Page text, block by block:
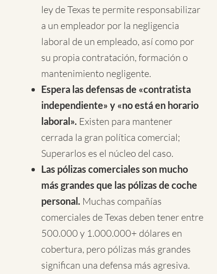
ley de Texas te permite responsabilizar
a un empleador por la negligencia
laboral de un empleado, así como por
su propia contratación, formación o
mantenimiento negligente.
Espera las defensas de «contratista
independiente» y «no está en horario
laboral». Existen para mantener
cerrada la gran política comercial;
Superarlos es el núcleo del caso.
Las pólizas comerciales son mucho
más grandes que las pólizas de coche
personal. Muchas compañías
comerciales de Texas deben tener entre
500.000 y 1.000.000+ dólares en
cobertura, pero pólizas más grandes
significan una defensa más agresiva.